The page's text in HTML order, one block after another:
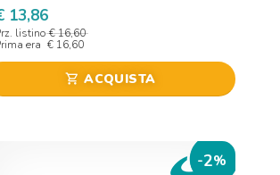
13,86
listino € 16,60
era € 16,60
shopping_cart ACQUISTA
-2%